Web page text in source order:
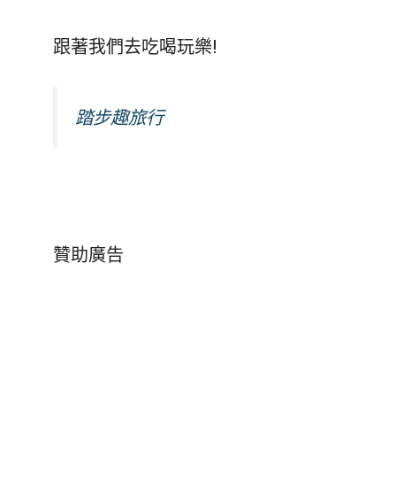
跟著我們去吃喝玩樂!
踏步趣旅行
贊助廣告